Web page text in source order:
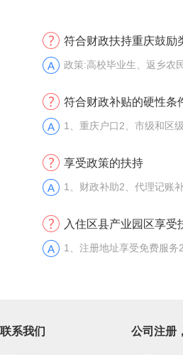
符合财政扶持重庆鼓励
政策:高校毕业生、返乡农
符合财政补贴的硬性条
1、重庆户口2、市级和区
享受政策的扶持
1、财政补助2、代理记账
入住区县产业园区享受
1、注册地址享受免费服
联系我们 公司注册